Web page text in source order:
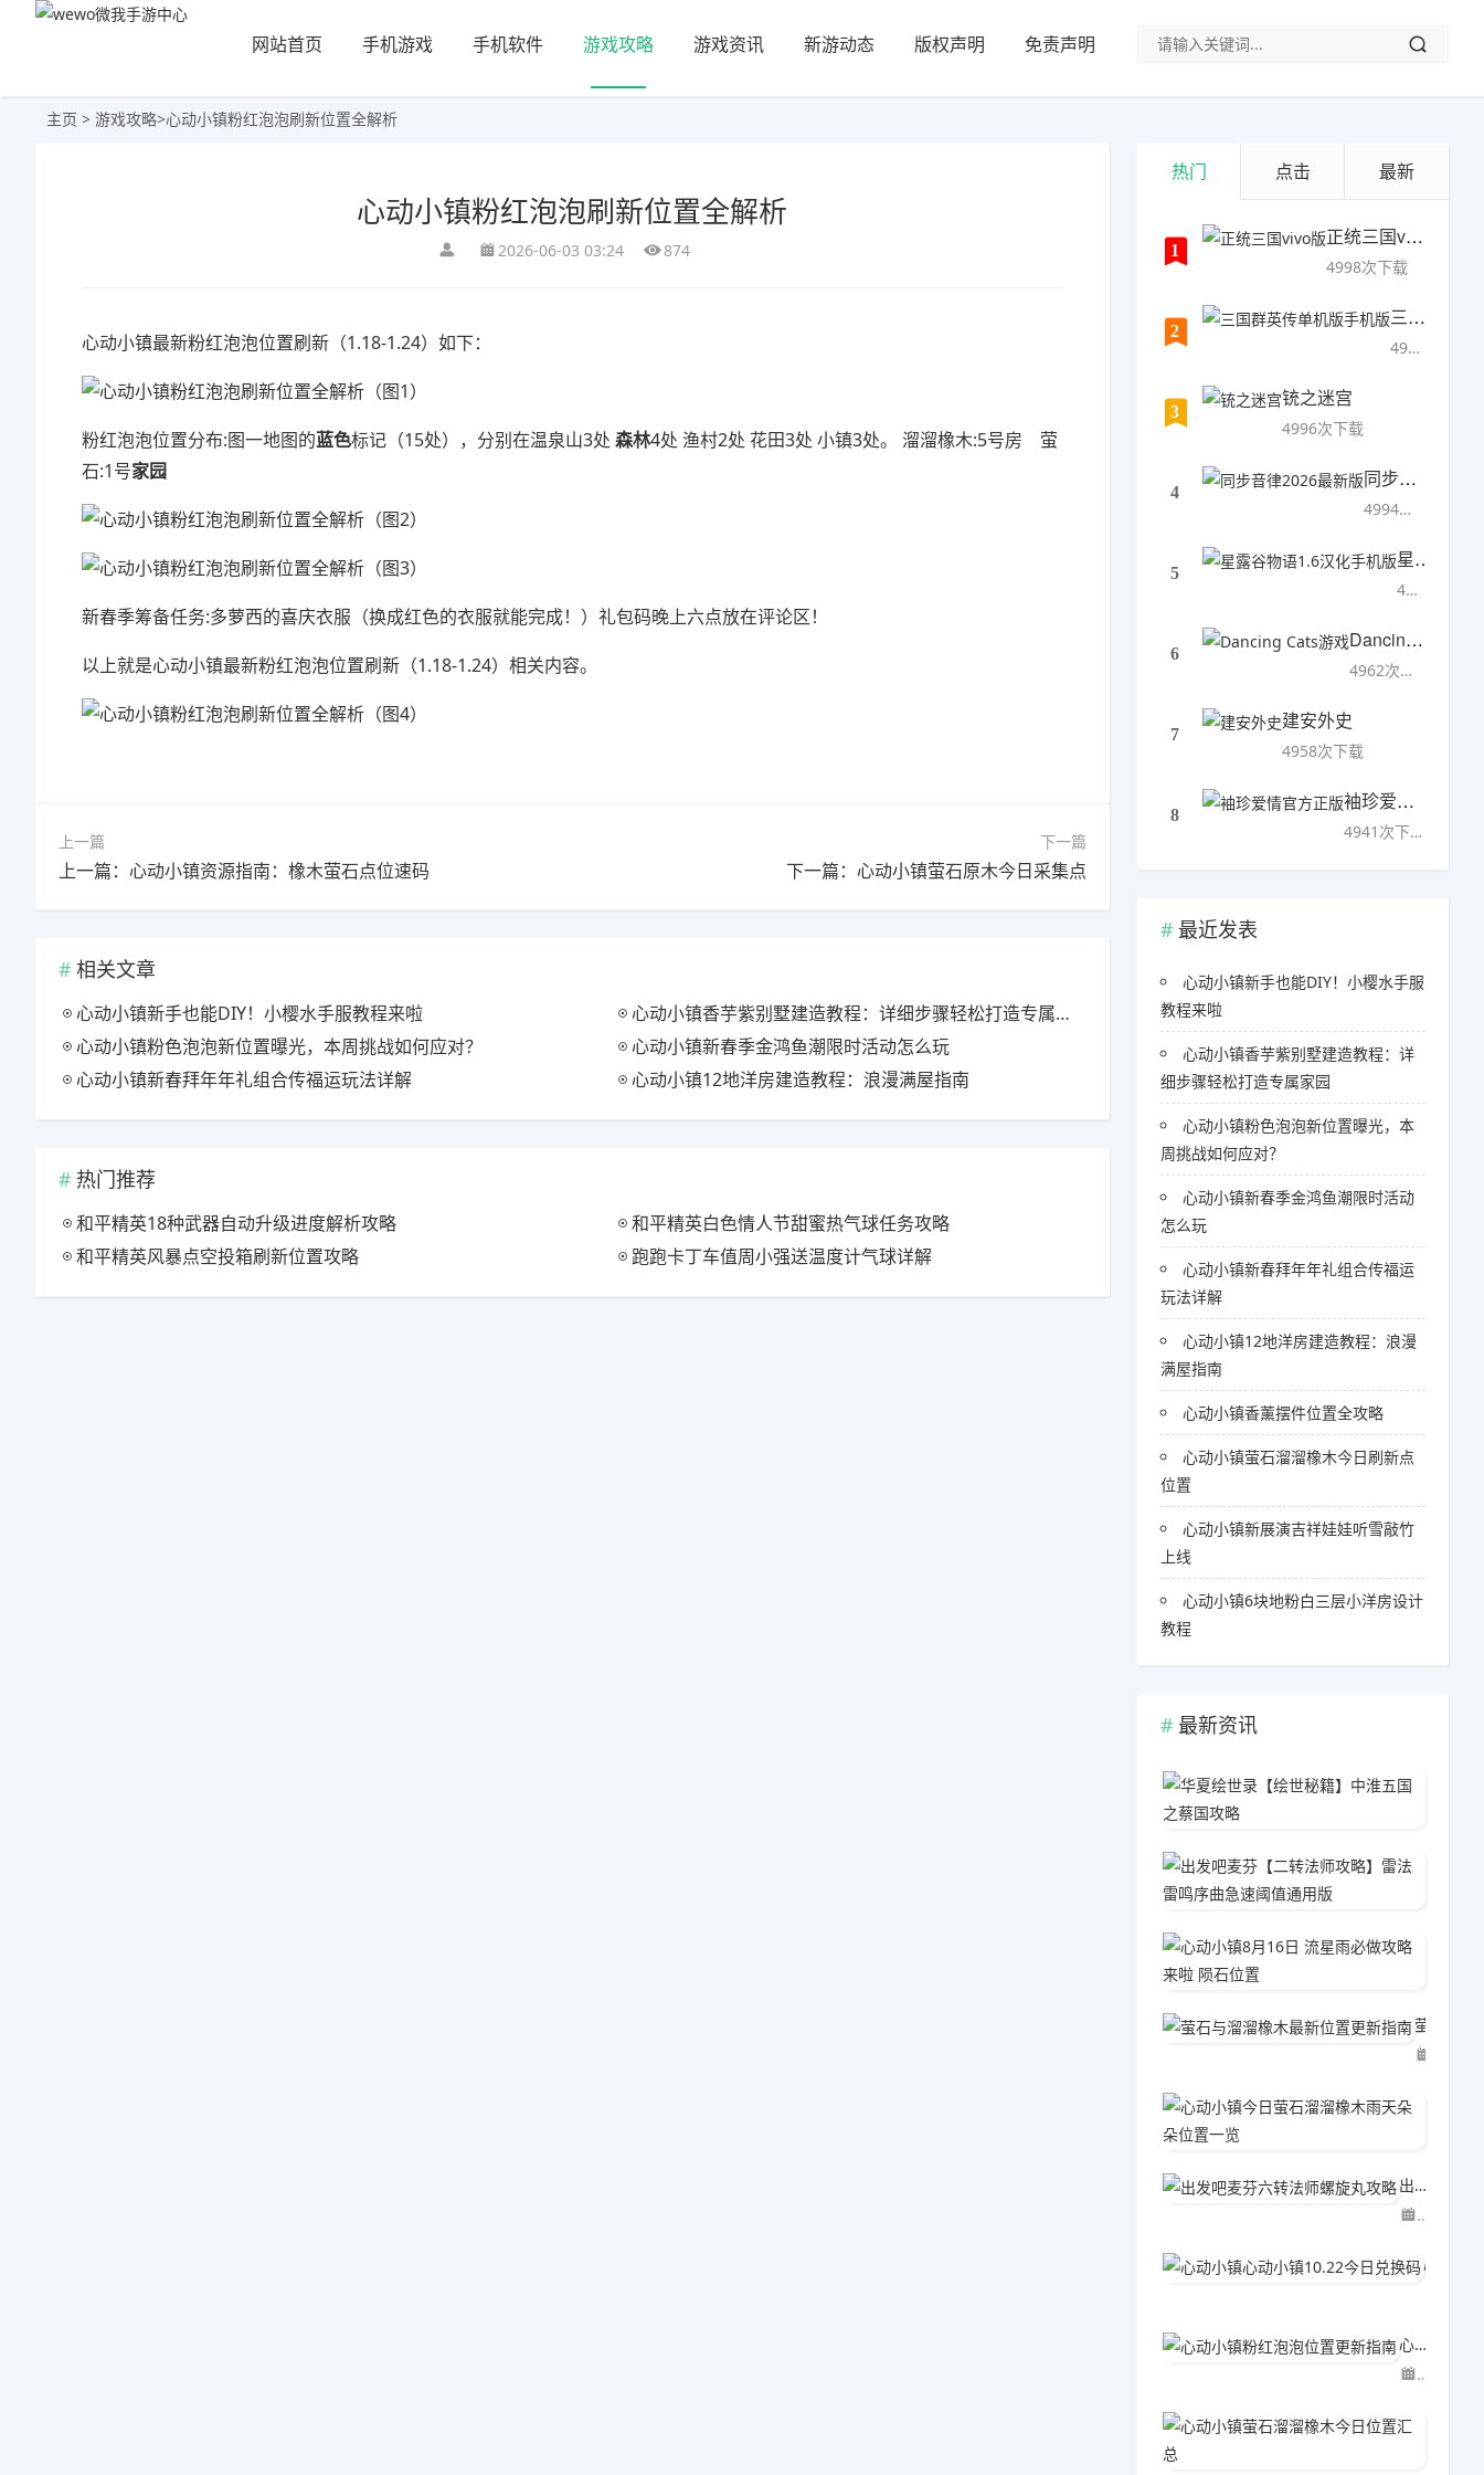
网站首页 手机游戏 手机软件 游戏攻略 游戏资讯 新游动态 版权声明 免责声明
主页 > 游戏攻略>心动小镇粉红泡泡刷新位置全解析
心动小镇粉红泡泡刷新位置全解析
2026-06-03 03:24 874
心动小镇最新粉红泡泡位置刷新（1.18-1.24）如下：
粉红泡泡位置分布:图一地图的蓝色标记（15处），分别在温泉山3处 森林4处 渔村2处 花田3处 小镇3处。 溜溜橡木:5号房 萤
石:1号家园
新春季筹备任务:多萝西的喜庆衣服（换成红色的衣服就能完成！）礼包码晚上六点放在评论区！
以上就是心动小镇最新粉红泡泡位置刷新（1.18-1.24）相关内容。
上一篇
上一篇：心动小镇资源指南：橡木萤石点位速码
下一篇
下一篇：心动小镇萤石原木今日采集点
相关文章
心动小镇新手也能DIY！小樱水手服教程来啦
心动小镇香芋紫别墅建造教程：详细步骤轻松打造专属家园
心动小镇粉色泡泡新位置曝光，本周挑战如何应对？
心动小镇新春季金鸿鱼潮限时活动怎么玩
心动小镇新春拜年年礼组合传福运玩法详解
心动小镇12地洋房建造教程：浪漫满屋指南
热门推荐
和平精英18种武器自动升级进度解析攻略
和平精英白色情人节甜蜜热气球任务攻略
和平精英风暴点空投箱刷新位置攻略
跑跑卡丁车值周小强送温度计气球详解
热门 点击 最新
1
正统三国vivo版
4998次下载
2
三国群英传单机版手机版
4997次下载
3
铳之迷宫
4996次下载
4
同步音律2026最新版
4994次下载
5
星露谷物语1.6汉化手机版
4993次下载
6
Dancing Cats游戏
4962次下载
7
建安外史
4958次下载
8
袖珍爱情官方正版
4941次下载
最近发表
心动小镇新手也能DIY！小樱水手服
教程来啦
心动小镇香芋紫别墅建造教程：详
细步骤轻松打造专属家园
心动小镇粉色泡泡新位置曝光，本
周挑战如何应对？
心动小镇新春季金鸿鱼潮限时活动
怎么玩
心动小镇新春拜年年礼组合传福运
玩法详解
心动小镇12地洋房建造教程：浪漫
满屋指南
心动小镇香薰摆件位置全攻略
心动小镇萤石溜溜橡木今日刷新点
位置
心动小镇新展演吉祥娃娃听雪敲竹
上线
心动小镇6块地粉白三层小洋房设计
教程
最新资讯
出发吧麦芬六转法师螺旋丸攻略
04-15
心动小镇粉红泡泡位置更新指南
06-02